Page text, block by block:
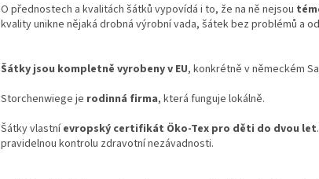
O přednostech a kvalitách šátků vypovídá i to, že na ně nejsou
kvality unikne nějaká drobná výrobní vada, šátek bez problémů a
Šátky jsou kompletně vyrobeny v EU, konkrétně v německém
Storchenwiege je rodinná firma, která funguje lokálně.
Šátky vlastníevropský certifikát Öko-Tex pro děti do dvou let
pravidelnou kontrolu zdravotní nezávadnosti.